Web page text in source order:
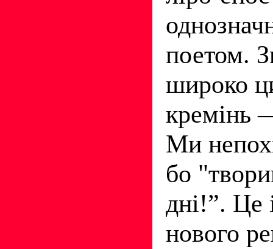
поетом.
широко
кремінь
Ми
бо
дні!”. Це
нового